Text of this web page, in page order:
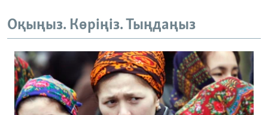
Оқыңыз. Көріңіз. Тыңдаңыз